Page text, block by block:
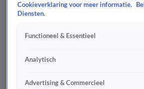
Cookieverklaring voor meer informatie.
Diensten.
Functioneel & Essentieel
Analytisch
Advertising & Commercieel